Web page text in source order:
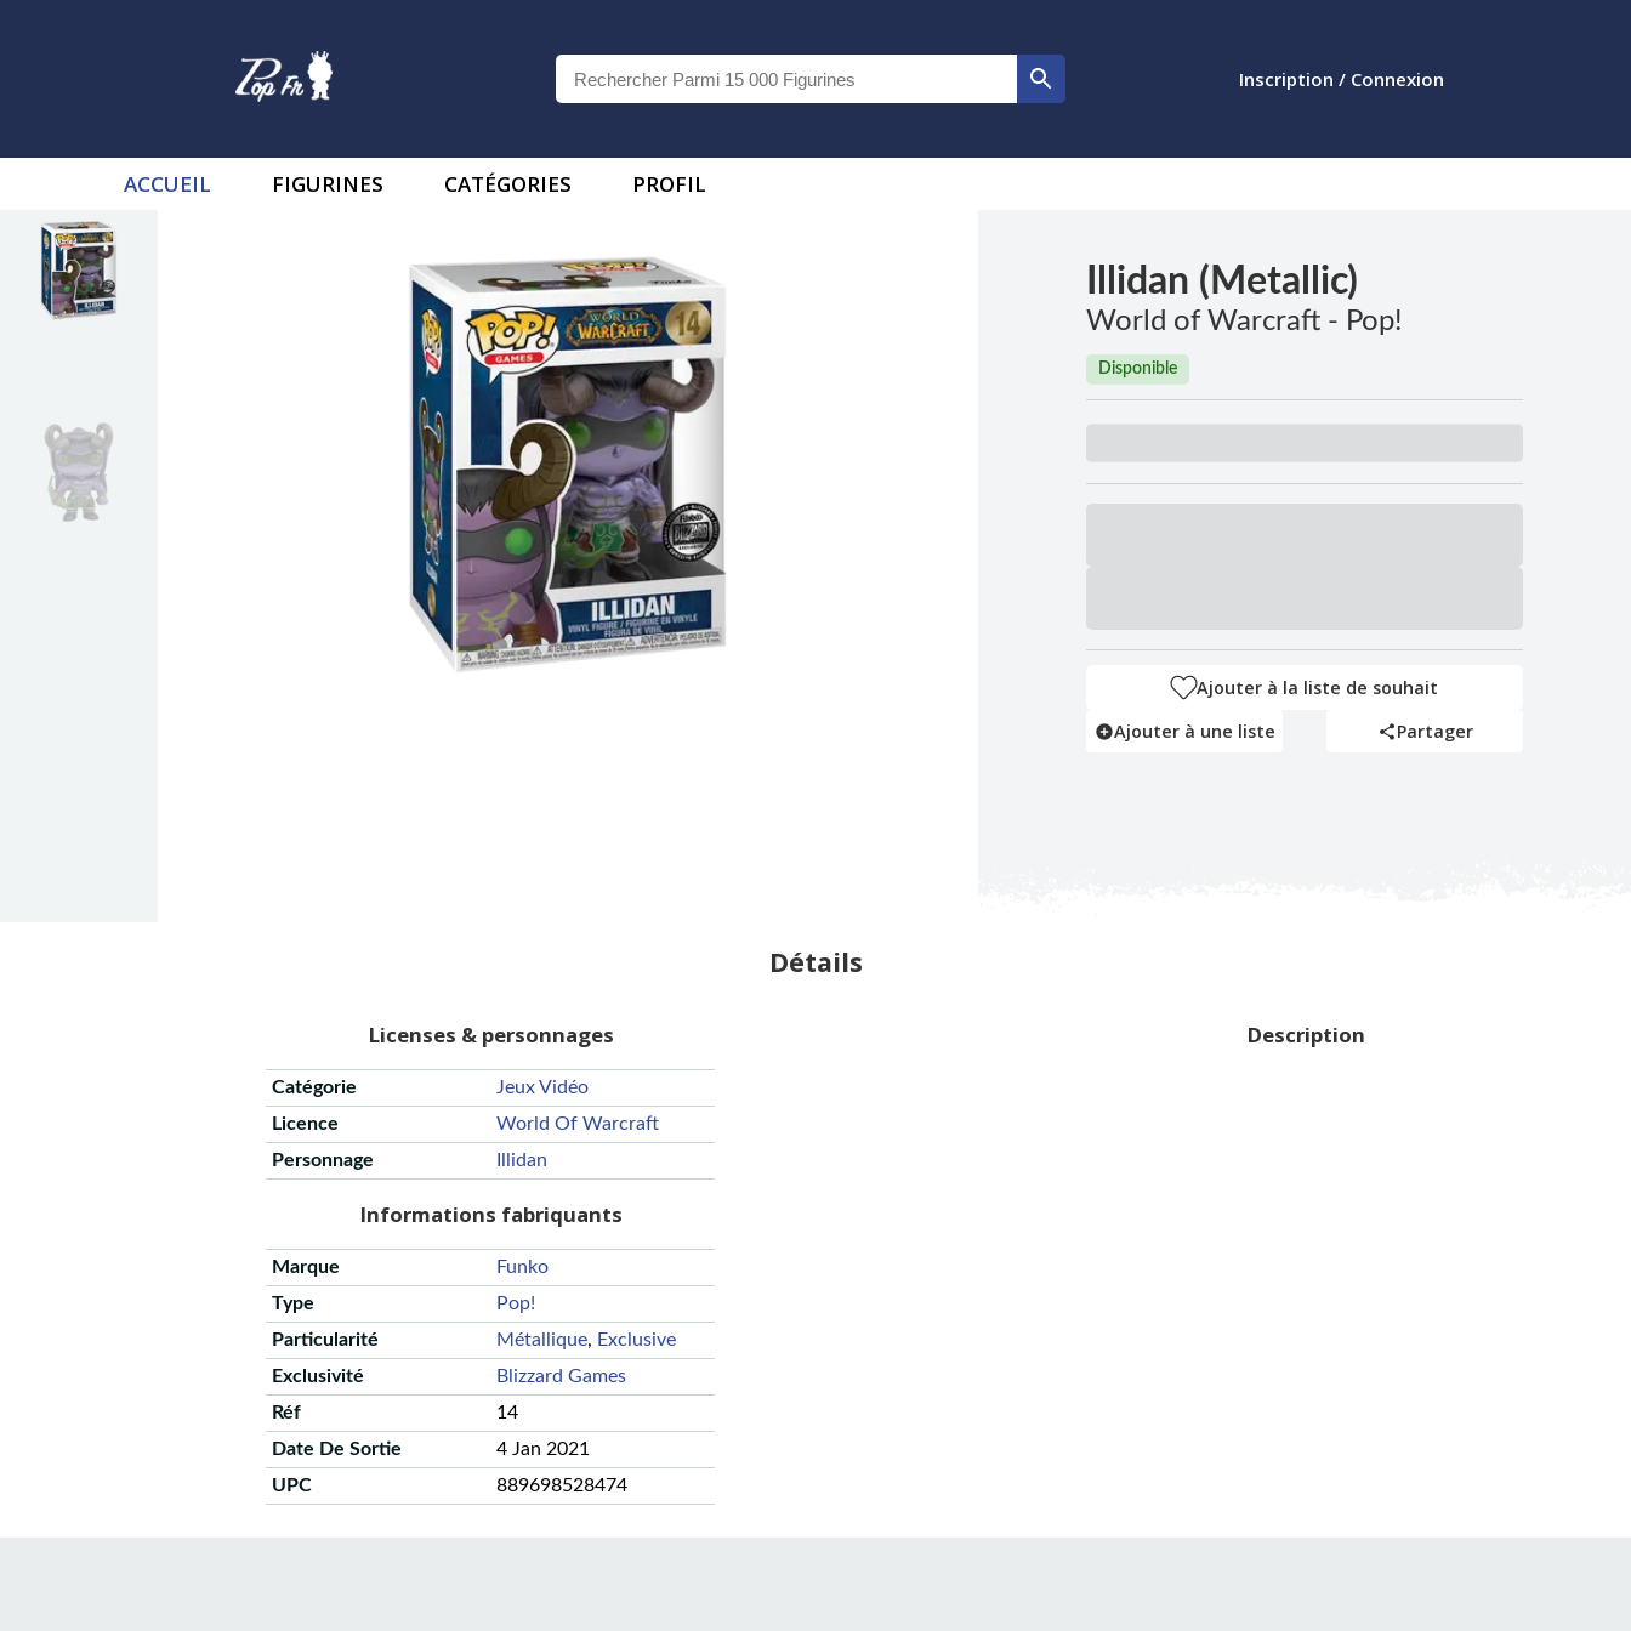
Inscription / Connexion
ACCUEIL FIGURINES CATÉGORIES PROFIL
Illidan (Metallic)
World of Warcraft - Pop!
Disponible
Ajouter à la liste de souhait
Ajouter à une liste
Partager
Détails
Licenses & personnages
Catégorie
Jeux Vidéo
Licence
World Of Warcraft
Personnage
Illidan
Informations fabriquants
Marque
Funko
Type
Pop!
Particularité
Métallique, Exclusive
Exclusivité
Blizzard Games
Réf
14
Date De Sortie
4 Jan 2021
UPC
889698528474
Description